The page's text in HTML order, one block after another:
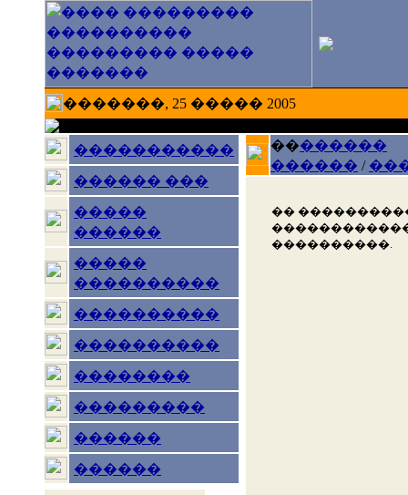
�������, 25 ����� 2005
�����������
������ ���
�����
������
�����
����������
����������
����������
��������
���������
������
������
��������
������ /
��
����������.